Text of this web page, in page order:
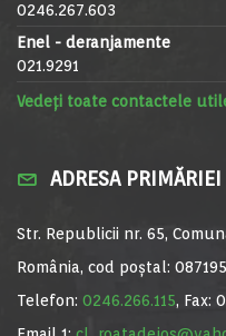
0246.267.603
Enel - deranjamente
021.9291
Vedeți toate contactele
ADRESA
Str. Republicii nr. 65,
România, cod poștal:
Telefon: 0246.266.115, Fax: